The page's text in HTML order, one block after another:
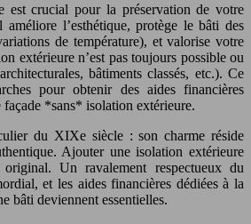
est crucial pour la préservation de votre
l’esthétique, protège le bâti des
de température), et valorise votre
extérieure n’est pas toujours possible ou
bâtiments classés, etc.). Ce
pour obtenir des aides financières
façade *sans* isolation extérieure.
du XIXe siècle : son charme réside
Ajouter une isolation extérieure
original. Un ravalement respectueux du
et les aides financières dédiées à la
bâti deviennent essentielles.